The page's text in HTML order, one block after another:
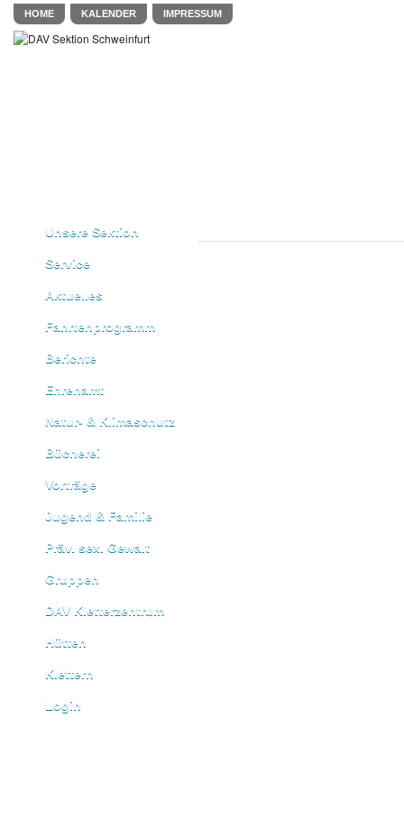
HOME KALENDER IMPRESSUM
Unsere Sektion
Service
Aktuelles
Fahrtenprogramm
Berichte
Ehrenamt
Natur- & Klimaschutz
Bücherei
Vorträge
Jugend & Familie
Präv. sex. Gewalt
Gruppen
DAV Kletterzentrum
Hütten
Klettern
Login